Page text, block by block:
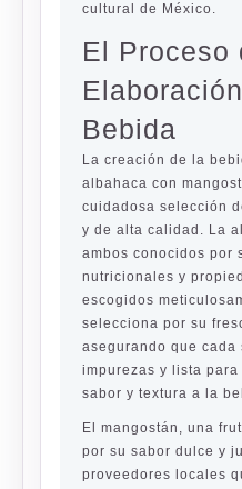
cultural de México.
El Proceso
Bebida
La creación de la
albahaca con
cuidadosa selección
y de alta calidad. La
ambos conocidos por
nutricionales y
escogidos
selecciona por su
asegurando que
impurezas y lista
sabor y textura a la
El mangostán, una
por su sabor dulce y
proveedores locales